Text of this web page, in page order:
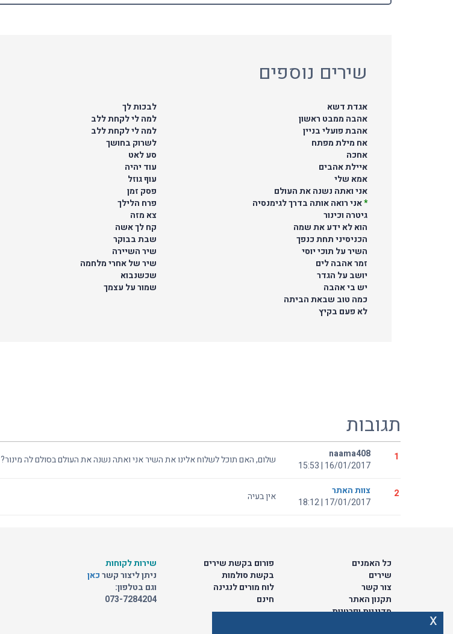
שירים נוספים
לבכות לך
למה לי לקחת ללב
למה לי לקחת ללב
לשרוק בחושך
סע לאט
עוד יהיה
עוף גוזל
פסק זמן
פרח הלילך
צא מזה
קח לך אשה
שבת בבוקר
שיר השיירה
שיר של אחרי מלחמה
שכשנבוא
שמור על עצמך
אגדת דשא
אהבה ממבט ראשון
אהבת פועלי בניין
אח מילת מפתח
אחכה
איילת אהבים
אמא שלי
אני ואתה נשנה את העולם
*אני רואה אותה בדרך לגימנסיה
גיטרה וכינור
הוא לא ידע את שמה
הכניסיני תחת כנפך
השיר על תוכי יוסי
זמר אהבה לים
יושב על הגדר
יש בי אהבה
כמה טוב שבאת הביתה
לא פעם בקיץ
תגובות
שלום, האם תוכל לשלוח אלינו את השיר אני ואתה נשנה את העולם בסולם לה מינור?
naama408
16/01/2017 | 15:53
1
אין בעיה
צוות האתר
17/01/2017 | 18:12
2
שירות לקוחות
ניתן ליצור קשרכאן
וגם בטלפון:
073-7284204
פורום בקשת שירים
בקשת סולמות
לוח מורים לנגינה
חינם
כל האמנים
שירים
צור קשר
תקנון האתר
מדיניות ופרטיות
x